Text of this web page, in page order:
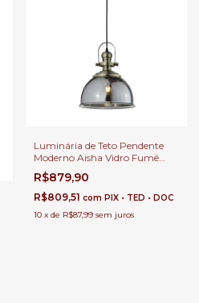
Luminária de Teto Pendente
Moderno Aisha Vidro Fumê
Para Salas, Balcão e Área
Gourmet
R$879,90
R$809,51 com PIX • TED • DOC
10 x de R$87,99 sem juros